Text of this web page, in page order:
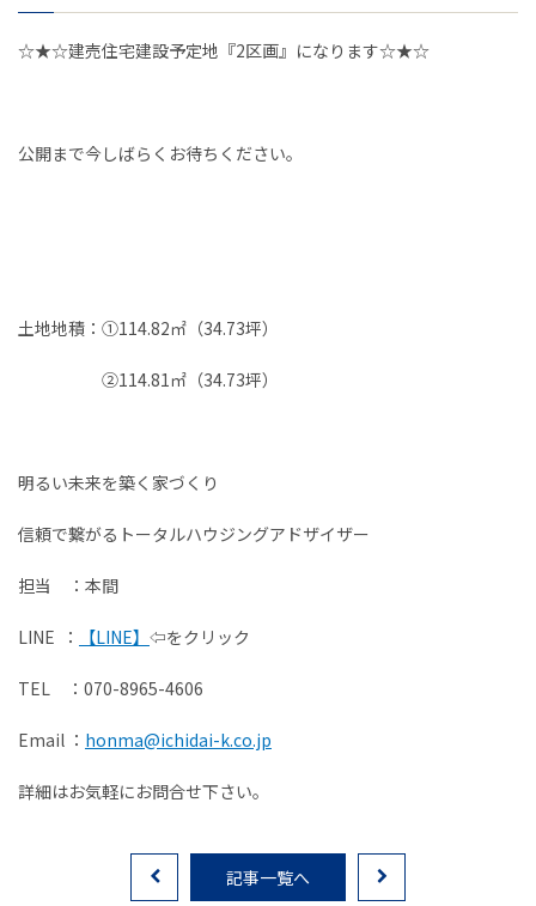
選ばれる理由
よくあるご質問
お問い合わせはこちらから
0258-34-2221
物件お問い合わせ
お問い合わせ
☆★☆建売住宅建設予定地『2区画』になります☆★☆
公開まで今しばらくお待ちください。
土地地積：①114.82㎡（34.73坪）
②114.81㎡（34.73坪）
明るい未来を築く家づくり
信頼で繋がるトータルハウジングアドザイザー
担当 ：本間
LINE ： 【LINE】 ⇦をクリック
TEL ：070-8965-4606
Email ： honma@ichidai-k.co.jp
詳細はお気軽にお問合せ下さい。
記事一覧へ